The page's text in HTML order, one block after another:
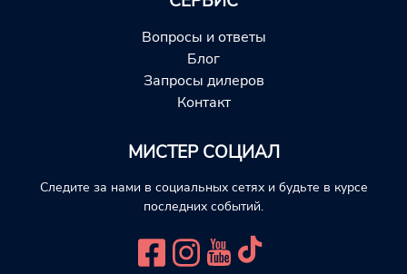
Вопросы и ответы
Блог
Запросы дилеров
Контакт
МИСТЕР СОЦИАЛ
Следите за нами в социальных сетях и будьте в курсе
последних событий.